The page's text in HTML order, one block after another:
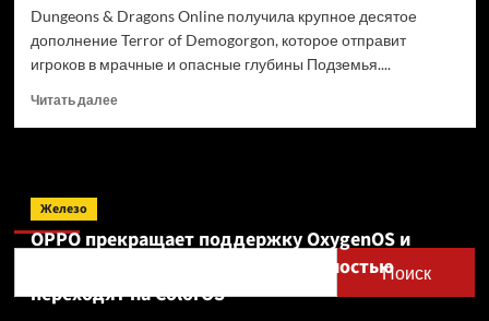
Dungeons & Dragons Online получила крупное десятое
дополнение Terror of Demogorgon, которое отправит
игроков в мрачные и опасные глубины Подземья....
Читать далееПрочитать
анонс
of
Поиск
Поиск
Железо
OPPO прекращает поддержку OxygenOS и
Realme UI — OnePlus и realme полностью
переходят на ColorOS